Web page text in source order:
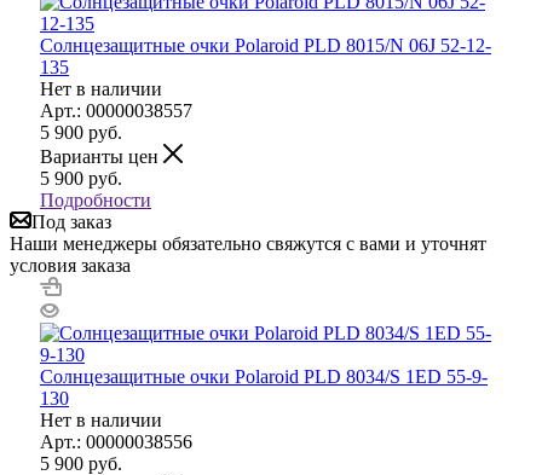
Солнцезащитные очки Polaroid PLD 8015/N 06J 52-12-
135
Нет в наличии
Арт.: 00000038557
5 900 руб.
Варианты цен
5 900 руб.
Подробности
Под заказ
Наши менеджеры обязательно свяжутся с вами и уточнят
условия заказа
Солнцезащитные очки Polaroid PLD 8034/S 1ED 55-9-
130
Нет в наличии
Арт.: 00000038556
5 900 руб.